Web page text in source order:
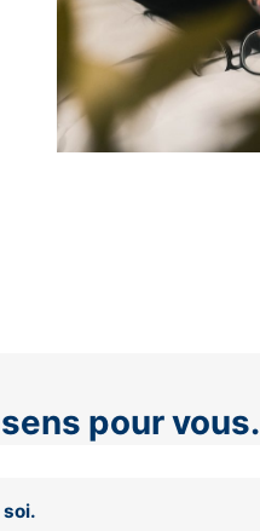
pour vous.